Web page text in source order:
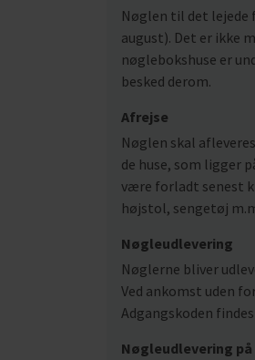
Nøglen til det lejede
august). Det er ikke
nøglebokshuse er
besked derom.
Afrejse
Nøglen skal
de huse, som ligger
være forladt senest
højstol, sengetøj
Nøgleudlevering
Nøglerne bliver
Ved ankomst uden
Adgangskoden
Nøgleudlevering